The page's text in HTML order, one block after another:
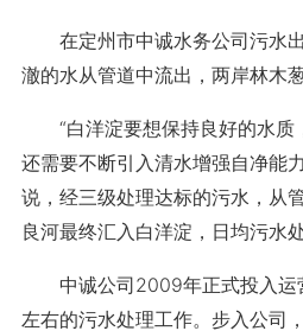
在定州市中诚水务公司污水
澈的水从管道中流出，两岸林木
“白洋淀要想保持良好的水质
还需要不断引入清水增强自净能
说，经三级处理达标的污水，从
良河最终汇入白洋淀，日均污水
中诚公司2009年正式投入运
左右的污水处理工作。步入公司